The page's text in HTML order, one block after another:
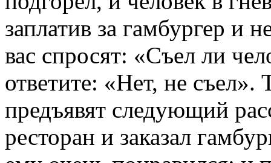
заплатив за гам­бургер и
вас спросят: «Съел ли
ответите: «Нет, не съел».
предъявят следующий
ресторан и заказал